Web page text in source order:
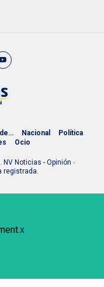
Nacional
Política
Ocio
Noticias - Opinión ∙
registrada.
x